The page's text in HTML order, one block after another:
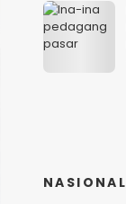
NASIONAL